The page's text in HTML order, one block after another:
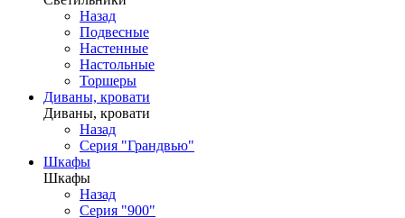
Назад
Подвесные
Настенные
Настольные
Торшеры
Диваны, кровати
Диваны, кровати
Назад
Серия "Грандвью"
Шкафы
Шкафы
Назад
Серия "900"